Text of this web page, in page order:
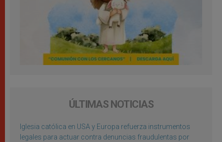
ÚLTIMAS NOTICIAS
Iglesia católica en USA y Europa refuerza instrumentos
legales para actuar contra denuncias fraudulentas por